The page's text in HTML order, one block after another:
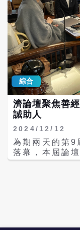
餘人參加了活動。 在國際形勢風雲變幻
未有之大變局
構建人類命運
中國文化向世
怎樣的社會責
的同時，如果
明，如何貢獻
人向與會嘉賓
內涵是什麼？
致、企業和企
色？中國傳統
哪些作用？如
經濟的關係如何等等。 陳越光
化、教育和慈
長、中國慈善
理事長等職務
的整體性上往
善經濟的探討
生先生現任慈
綜合
濟論壇聚焦善
誠助人
2024/12/12
為期兩天的第9
落幕，本屆論
善」為主題，
（Jeffrey R.
香港企業家等